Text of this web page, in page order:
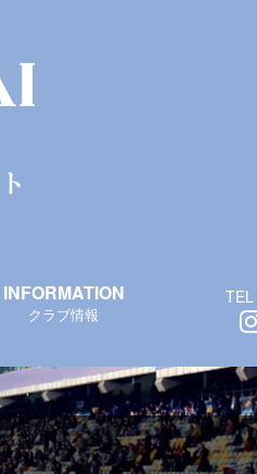
INFORMATION
クラブ情報
TEL